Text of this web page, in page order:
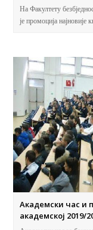
На Факултету
је промоција најновије
Академски час и
академској 2019/